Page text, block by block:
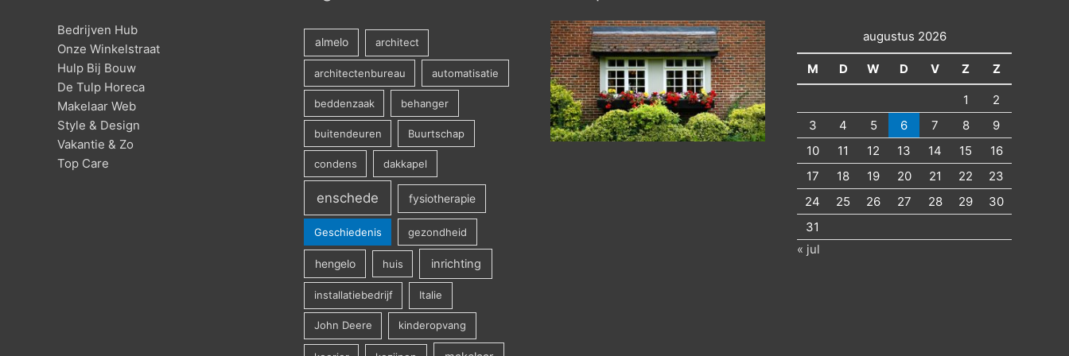
Bedrijven Hub
Onze Winkelstraat
Hulp Bij Bouw
De Tulp Horeca
Makelaar Web
Style & Design
Vakantie & Zo
Top Care
almelo architect
architectenbureau automatisatie
beddenzaak behanger
buitendeuren Buurtschap
condens dakkapel
enschede fysiotherapie
Geschiedenis gezondheid
hengelo huis inrichting
installatiebedrijf Italie
John Deere kinderopvang
augustus 2026
M D W D V Z Z
1
2
3
4 5 6 7 8
9
10
11 12 13 14 15
16
17
18 19 20 21 22
23
24
25 26 27 28 29
30
31
« jul